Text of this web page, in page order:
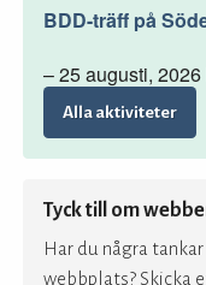
BDD-träff på
– 25 augusti,
Alla aktiviteter
Tyck till om
Har du några
webbplats? Skicka